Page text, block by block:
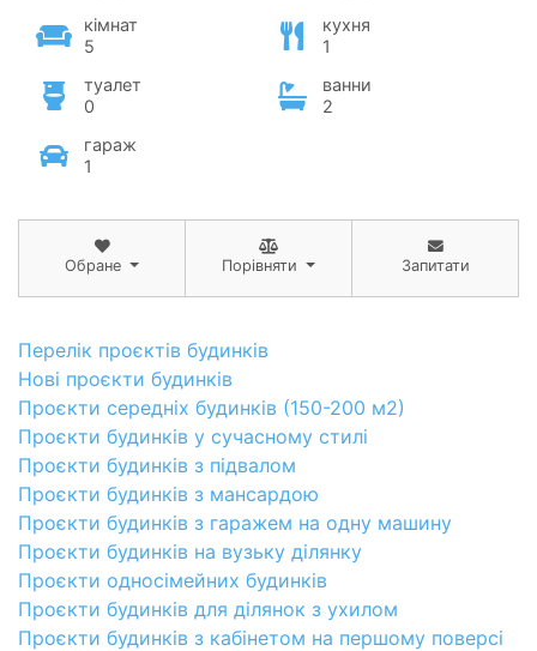
кімнат
5
кухня
1
туалет
0
ванни
2
гараж
1
Обране Порівняти Запитати
Перелік проєктів будинків
Нові проєкти будинків
Проєкти середніх будинків (150-200 м2)
Проєкти будинків у сучасному стилі
Проєкти будинків з підвалом
Проєкти будинків з мансардою
Проєкти будинків з гаражем на одну машину
Проєкти будинків на вузьку ділянку
Проєкти односімейних будинків
Проєкти будинків для ділянок з ухилом
Проєкти будинків з кабінетом на першому поверсі